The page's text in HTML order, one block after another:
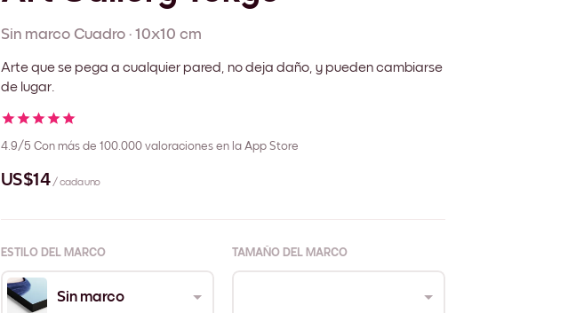
Sin marco Cuadro · 10x10 cm
Arte que se pega a cualquier pared, no deja daño, y pueden cambiarse
de lugar.
4.9/5 Con más de 100.000 valoraciones en la App Store
US$14 / cada uno
ESTILO DEL MARCO TAMAÑO DEL MARCO
Sin marco